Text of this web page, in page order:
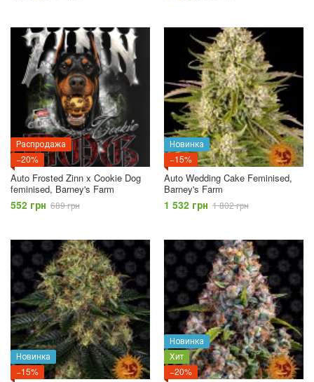
Распродажа
−20%
Auto Frosted Zinn x Cookie Dog
feminised, Barney's Farm
552 грн 689 грн
Новинка
−15%
Auto Wedding Cake Feminised,
Barney's Farm
1 532 грн 1 802 грн
Новинка
−15%
Новинка
Хит
−20%